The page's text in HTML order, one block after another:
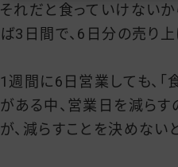
それだと食っていけないか
ば3日間で、6日分の売り上
1週間に6日営業しても、「
がある中、営業日を減ら
が、減らすことを決めない